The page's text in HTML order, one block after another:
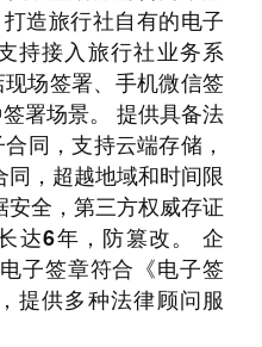
造旅行社自有的电子
持接入旅行社业务系
场签署、手机微信签
署场景。 提供具备法
同，支持云端存储，
，超越地域和时间限
全，第三方权威存证
达6年，防篡改。 企
子签章符合《电子签
提供多种法律顾问服